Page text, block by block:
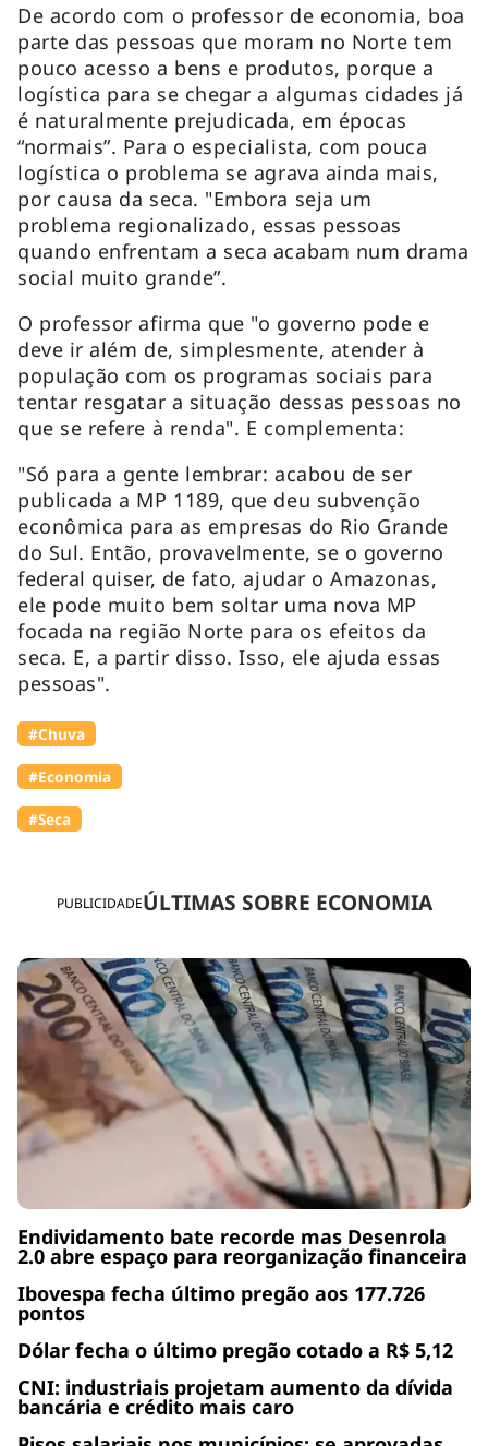
PUBLICIDADEÚLTIMAS SOBRE ECONOMIA
Endividamento bate recorde mas Desenrola
2.0 abre espaço para reorganização financeira
Ibovespa fecha último pregão aos 177.726
pontos
Dólar fecha o último pregão cotado a R$ 5,12
CNI: industriais projetam aumento da dívida
bancária e crédito mais caro
De acordo com o professor de economia, boa
parte das pessoas que moram no Norte tem
pouco acesso a bens e produtos, porque a
logística para se chegar a algumas cidades já
é naturalmente prejudicada, em épocas
“normais”. Para o especialista, com pouca
logística o problema se agrava ainda mais,
por causa da seca. "Embora seja um
problema regionalizado, essas pessoas
quando enfrentam a seca acabam num drama
social muito grande”.
O professor afirma que "o governo pode e
deve ir além de, simplesmente, atender à
população com os programas sociais para
tentar resgatar a situação dessas pessoas no
que se refere à renda". E complementa:
"Só para a gente lembrar: acabou de ser
publicada a MP 1189, que deu subvenção
econômica para as empresas do Rio Grande
do Sul. Então, provavelmente, se o governo
federal quiser, de fato, ajudar o Amazonas,
ele pode muito bem soltar uma nova MP
focada na região Norte para os efeitos da
seca. E, a partir disso. Isso, ele ajuda essas
pessoas".
#Chuva
#Economia
#Seca